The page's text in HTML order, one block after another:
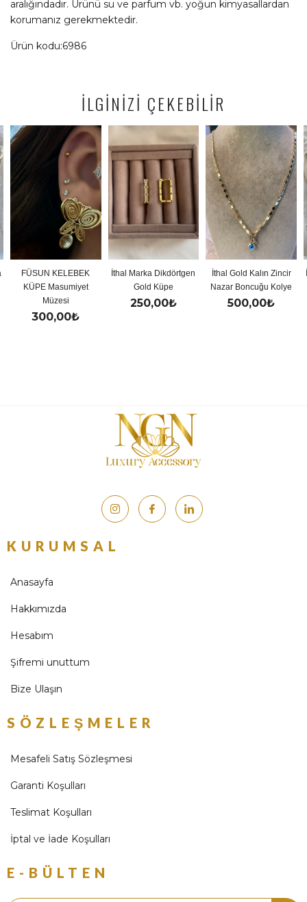
aralığındadır. Ürünü su ve parfum vb. yoğun kimyasallardan
korumanız gerekmektedir.
Ürün kodu:6986
İLGİNİZİ ÇEKEBİLİR
KELEBEK
İthal Marka Dikdörtgen
Gold Küpe
İthal Gold Kalın Zincir
Nazar Boncuğu Kolye
İthal Gold
Y
KURUMSAL
Anasayfa
Hakkımızda
Hesabım
Şifremi unuttum
Bize Ulaşın
SÖZLEŞMELER
Mesafeli Satış Sözleşmesi
Garanti Koşulları
Teslimat Koşulları
İptal ve İade Koşulları
E-BÜLTEN